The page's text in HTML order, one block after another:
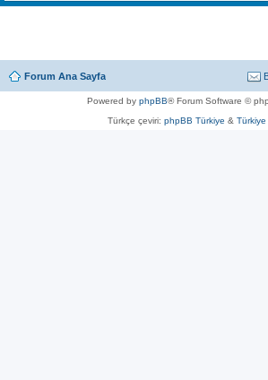
Forum Ana Sayfa
Powered by phpBB® Forum Software ©
Türkçe çeviri: phpBB Türkiye & Türkiye